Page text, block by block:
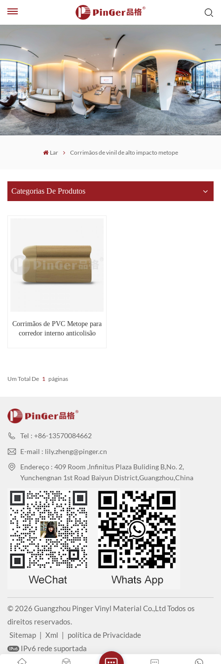
Lar Corrimãos de vinil de alto impacto metope
Categorias De Produtos
Corrimãos de PVC Metope para
corredor interno anticolisão
Um Total De 1 Páginas
Tel : +86-13570084662
E-mail : lily.zheng@pinger.cn
Endereço : 409 Room ,Infinitus Plaza Buliding B,No. 2,
Yunchengnan 1st Road Baiyun District,Guangzhou,China
© 2026 Guangzhou Pinger Vinyl Material Co.,Ltd Todos os
direitos reservados.
Sitemap | Xml | política de Privacidade
IPv6 rede suportada